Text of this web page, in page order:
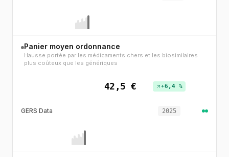
Panier moyen ordonnance
Hausse portée par les médicaments chers et les biosimilaires
plus coûteux que les génériques
42,5 € +6,4 %
GERS Data 2025